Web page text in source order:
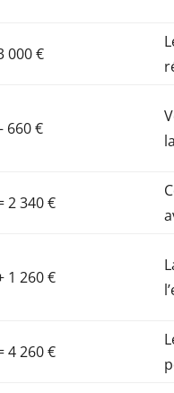
000 €
660 €
2 340 €
1 260 €
4 260 €